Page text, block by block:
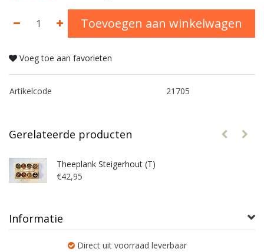
Toevoegen aan winkelwagen
Voeg toe aan favorieten
Artikelcode 21705
Gerelateerde producten
Theeplank Steigerhout (T)
€42,95
Informatie
Direct uit voorraad leverbaar